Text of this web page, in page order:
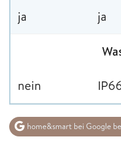
ja ja
nein
home&smart bei Google